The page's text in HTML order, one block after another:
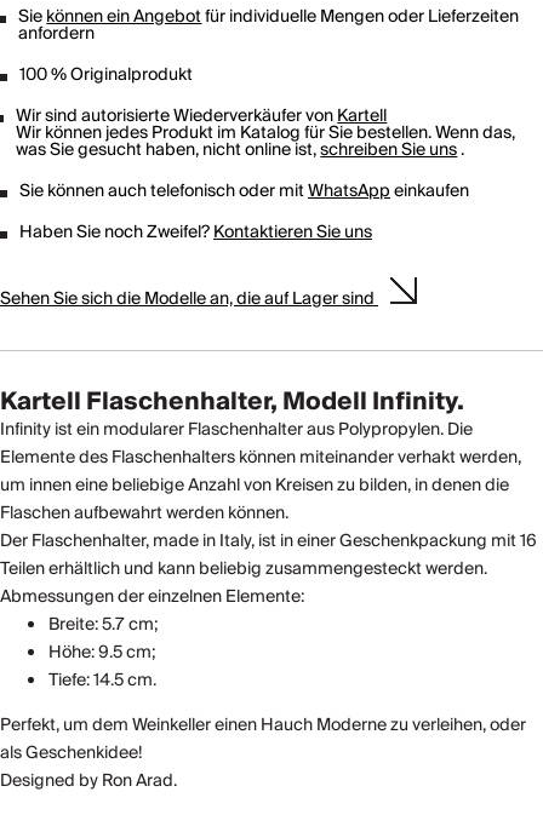
Siekönnen ein Angebotfür individuelle Mengen oder Lieferzeiten
anfordern
100 % Originalprodukt
Wir sind autorisierte Wiederverkäufer vonKartell
Wir können jedes Produkt im Katalog für Sie bestellen. Wenn das,
was Sie gesucht haben, nicht online ist,schreiben Sie uns.
Sie können auch telefonisch oder mitWhatsAppeinkaufen
Haben Sie noch Zweifel?Kontaktieren Sie uns
Sehen Sie sich die Modelle an, die auf Lager sind
Kartell Flaschenhalter, Modell Infinity.
Infinity ist ein modularer Flaschenhalter aus Polypropylen. Die
Elemente des Flaschenhalters können miteinander verhakt werden,
um innen eine beliebige Anzahl von Kreisen zu bilden, in denen die
Flaschen aufbewahrt werden können.
Der Flaschenhalter, made in Italy, ist in einer Geschenkpackung mit 16
Teilen erhältlich und kann beliebig zusammengesteckt werden.
Abmessungen der einzelnen Elemente:
Breite: 5.7 cm;
Höhe: 9.5 cm;
Tiefe: 14.5 cm.
Perfekt, um dem Weinkeller einen Hauch Moderne zu verleihen, oder
als Geschenkidee!
Designed by Ron Arad.